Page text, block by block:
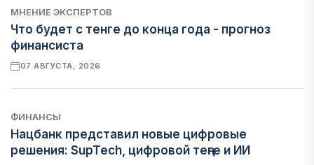
МНЕНИЕ ЭКСПЕРТОВ
Что будет с тенге до конца года - прогноз
финансиста
07 АВГУСТА, 2026
ФИНАНСЫ
Нацбанк представил новые цифровые
решения: SupTech, цифровой теңге и ИИ